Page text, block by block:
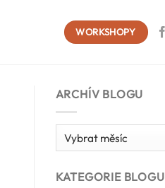
WORKSHOPY
ARCHÍV BLOGU
blogu
KATEGORIE BLOGU